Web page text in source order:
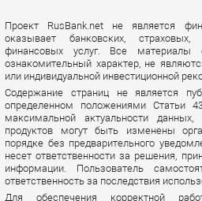
Проект RusBank.net не является
оказывает банковских,
финансовых услуг. Все материалы
ознакомительный характер, не
или индивидуальной инвестиционной
Содержание страниц не является
определенном положениями
максимальной актуальности
продуктов могут быть изменены
порядке без предварительного
несет ответственности за решения,
информации. Пользователь
ответственность за последствия
Для обеспечения корректной